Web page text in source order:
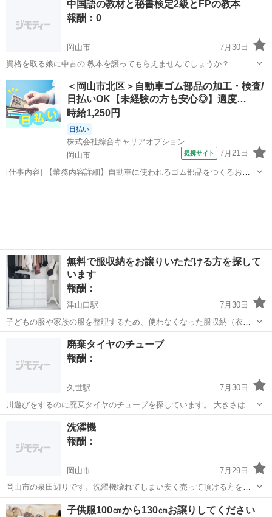
しません。できれば動作するものだと嬉しいです。 お譲りいただける
方がいらっしゃいましたら、価格と...
中国語の教材と秘書検定2級とFPの教本
報酬：0
岡山市
7月30日
資格を取る娘に中古の 教本を譲ってもらえませんでしょうか？
岡山 岡山市 買いたい/ください
＜岡山市北区＞自動車ゴム部品の加工・検査/
日払いOK【未経験の方も安心◎】適度…
時給1,250円
日払い
株式会社綜合キャリアオプション
岡山市
提携サイト 7月21日
[仕事内容] 【業務内容詳細】自動車に使われるゴム部品をつくるお仕
無料で服収納をお譲りいただける方を探して
います
報酬：
津山口駅
7月30日
子どもの服や家族の服を整理するため、使わなくなった服収納（衣装
ケース・チェスト・タンスなど）がありましたら、お譲りいただけな
いただきます。 お近くでお譲り...
津山市 津山口駅 買いたい/ください
廃棄タイヤのチューブ
報酬：
久世駅
7月30日
川遊びをするのに廃棄タイヤのチューブを探しています。 大きさは問
いません。トラックのような大きいものであればありがたいです！ 穴
が開いてないものでお願いしますm(_ _)m
真庭市 久世駅
洗濯機
報酬：
岡山市
7月29日
岡山市の泉田辺りです。洗濯機壊れてしまい安く売って頂ける方を探
しております🙇‍♂️配送可能な方希望です:( ;´꒳`;)アパート階段2階となり
ます。
岡山 岡山市 買いたい/ください
子供服100㎝から130㎝お譲りしてください